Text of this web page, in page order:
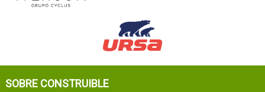
SOBRE CONSTRUIBLE